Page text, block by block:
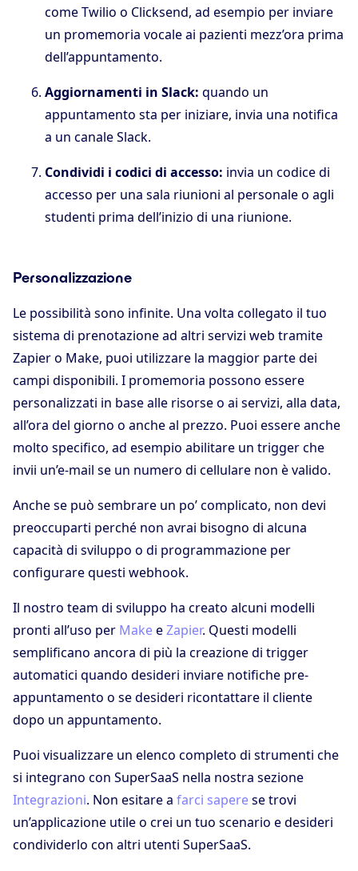
come Twilio o Clicksend, ad esempio per inviare
un promemoria vocale ai pazienti mezz’ora prima
dell’appuntamento.
Aggiornamenti in Slack: quando un
appuntamento sta per iniziare, invia una notifica
a un canale Slack.
Condividi i codici di accesso: invia un codice di
accesso per una sala riunioni al personale o agli
studenti prima dell’inizio di una riunione.
Personalizzazione
Le possibilità sono infinite. Una volta collegato il tuo
sistema di prenotazione ad altri servizi web tramite
Zapier o Make, puoi utilizzare la maggior parte dei
campi disponibili. I promemoria possono essere
personalizzati in base alle risorse o ai servizi, alla data,
all’ora del giorno o anche al prezzo. Puoi essere anche
molto specifico, ad esempio abilitare un trigger che
invii un’e-mail se un numero di cellulare non è valido.
Anche se può sembrare un po’ complicato, non devi
preoccuparti perché non avrai bisogno di alcuna
capacità di sviluppo o di programmazione per
configurare questi webhook.
Il nostro team di sviluppo ha creato alcuni modelli
pronti all’uso per MakeeZapier. Questi modelli
semplificano ancora di più la creazione di trigger
automatici quando desideri inviare notifiche pre-
appuntamento o se desideri ricontattare il cliente
dopo un appuntamento.
Puoi visualizzare un elenco completo di strumenti che
si integrano con SuperSaaS nella nostra sezione
Integrazioni. Non esitare a farci saperese trovi
un’applicazione utile o crei un tuo scenario e desideri
condividerlo con altri utenti SuperSaaS.